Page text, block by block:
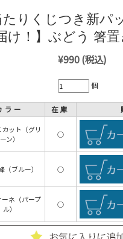
たりくじつき新パ
け！】ぶどう 箸
¥990(税込)
個
ラー 在庫
ット（グリ
ーン）
○
（ブルー） ○
ーネ（パープ
ル）
○